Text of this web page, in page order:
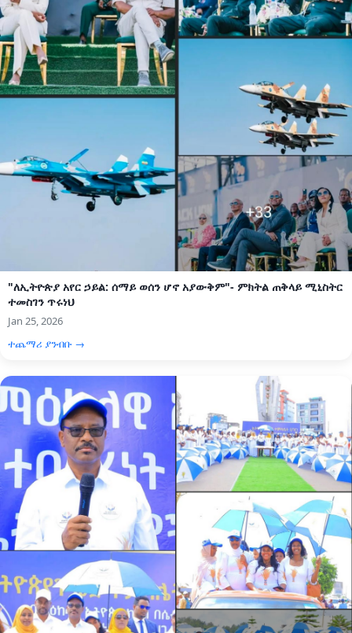
"ለኢትዮጵያ አየር ኃይል: ሰማይ ወሰን ሆኖ አያውቅም"- ምክትል ጠቅላይ ሚኒስትር
ተመስገን ጥሩነህ
Jan 25, 2026
ተጨማሪ ያንብቡ →